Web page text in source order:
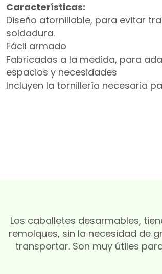
Características:
Diseño atornillable, para evitar
soldadura.
Fácil armado
Fabricadas a la medida, para
espacios y necesidades
Incluyen la tornillería necesaria
Los caballetes desarmables,
remolques, sin la necesidad de
transportar. Son muy útiles